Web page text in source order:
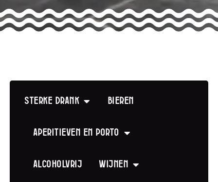
Sterke drank Bieren
Aperitieven en Porto
Alcoholvrij Wijnen